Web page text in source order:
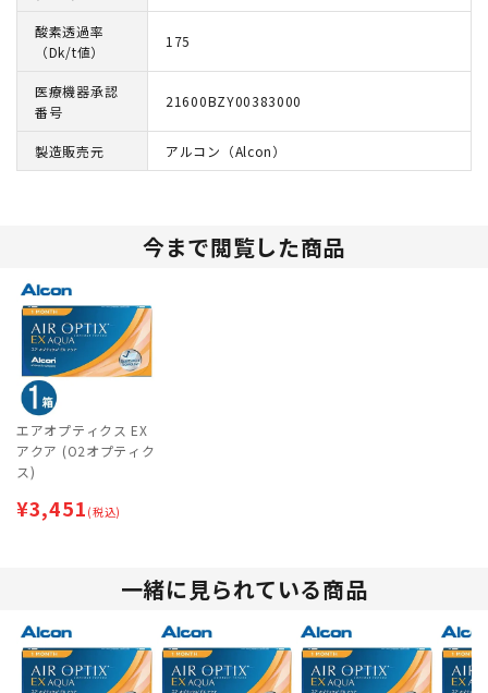
酸素透過率
（Dk/t値）
175
医療機器承認
番号
21600BZY00383000
製造販売元 アルコン（Alcon）
今まで閲覧した商品
エアオプティクス EX
アクア (O2オプティク
ス)
¥3,451 (税込)
一緒に見られている商品